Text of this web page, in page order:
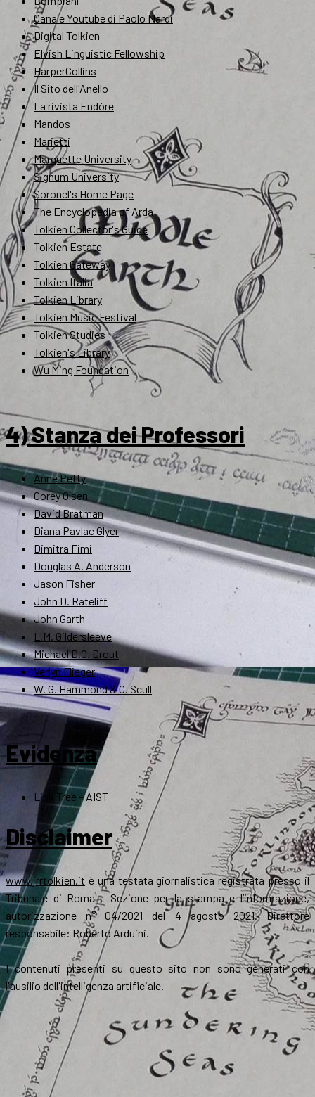
Canale Youtube di Paolo Nardi
Digital Tolkien
Elvish Linguistic Fellowship
HarperCollins
Il Sito dell'Anello
La rivista Endóre
Mandos
Marietti
Marquette University
Signum University
Soronel's Home Page
The Encyclopedia of Arda
Tolkien Collector's Guide
Tolkien Estate
Tolkien Gateway
Tolkien Italia
Tolkien Library
Tolkien Music Festival
Tolkien Studies
Tolkien's Library
Wu Ming Foundation
4) Stanza dei Professori
Anne Petty
Corey Olsen
David Bratman
Diana Pavlac Glyer
Dimitra Fimi
Douglas A. Anderson
Jason Fisher
John D. Rateliff
John Garth
L.M. Gildersleeve
Michael D.C. Drout
Verlyn Flieger
W. G. Hammond & C. Scull
Evidenza
Link Tree – AIST
Disclaimer
www.jrrtolkien.it è una testata giornalistica registrata presso il
Tribunale di Roma - Sezione per la stampa e l’informazione,
autorizzazione n° 04/2021 del 4 agosto 2021. Direttore
responsabile: Roberto Arduini.
I contenuti presenti su questo sito non sono generati con
l'ausilio dell'intelligenza artificiale.